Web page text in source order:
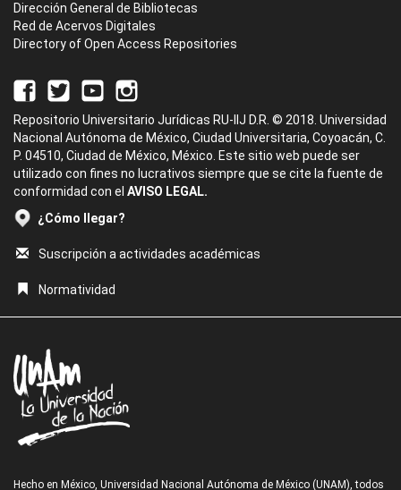
Dirección General de Bibliotecas
Red de Acervos Digitales
Directory of Open Access Repositories
Repositorio Universitario Jurídicas RU-IIJ D.R. © 2018. Universidad
Nacional Autónoma de México, Ciudad Universitaria, Coyoacán, C.
P. 04510, Ciudad de México, México. Este sitio web puede ser
utilizado con fines no lucrativos siempre que se cite la fuente de
conformidad con el AVISO LEGAL.
¿Cómo llegar?
Suscripción a actividades académicas
Normatividad
Hecho en México, Universidad Nacional Autónoma de México (UNAM), todos